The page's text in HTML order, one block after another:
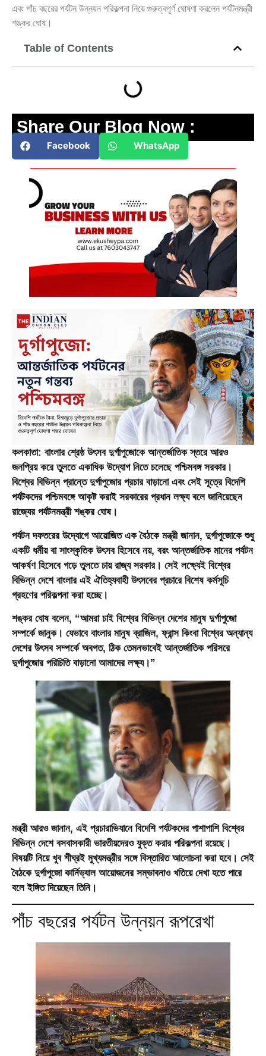
এবং পাঁচ বছরের পর্যটন উন্নয়ন পরিকল্পনা নিয়ে গুরুত্বপূর্ণ ঘোষণা করলেন পর্যটনমন্ত্রী
শঙ্কর ঘোষ।
Table of Contents
Share Our Blog Now :
Facebook WhatsApp
কলকাতা: বাংলার শ্রেষ্ঠ উৎসব দুর্গাপুজোকে আন্তর্জাতিক স্তরে আরও
জনপ্রিয় করে তুলতে একাধিক উদ্যোগ নিতে চলেছে পশ্চিমবঙ্গ সরকার।
বিশ্বের বিভিন্ন প্রান্তে দুর্গাপুজোর প্রচার বাড়ানো এবং সেই সূত্রে বিদেশি
পর্যটকদের পশ্চিমবঙ্গে আকৃষ্ট করাই সরকারের প্রধান লক্ষ্য বলে জানিয়েছেন
রাজ্যের পর্যটনমন্ত্রী শঙ্কর ঘোষ।
পর্যটন দফতরের উদ্যোগে আয়োজিত এক বৈঠকে মন্ত্রী জানান, দুর্গাপুজোকে শুধু
একটি ধর্মীয় বা সাংস্কৃতিক উৎসব হিসেবে নয়, বরং আন্তর্জাতিক মানের পর্যটন
আকর্ষণ হিসেবে গড়ে তুলতে চায় রাজ্য সরকার। সেই লক্ষ্যেই বিশ্বের
বিভিন্ন দেশে বাংলার এই ঐতিহ্যবাহী উৎসবের প্রচারে বিশেষ কর্মসূচি
গ্রহণের পরিকল্পনা করা হচ্ছে।
শঙ্কর ঘোষ বলেন, “আমরা চাই বিশ্বের বিভিন্ন দেশের মানুষ দুর্গাপুজো
সম্পর্কে জানুক। যেভাবে বাংলার মানুষ ব্রাজিল, ফ্রান্স কিংবা বিশ্বের অন্যান্য
দেশের উৎসব সম্পর্কে অবগত, ঠিক তেমনভাবেই আন্তর্জাতিক পরিসরে
দুর্গাপুজোর পরিচিতি বাড়ানো আমাদের লক্ষ্য।”
মন্ত্রী আরও জানান, এই প্রচারাভিযানে বিদেশি পর্যটকদের পাশাপাশি বিশ্বের
বিভিন্ন দেশে বসবাসকারী ভারতীয়দেরও যুক্ত করার পরিকল্পনা রয়েছে।
বিষয়টি নিয়ে খুব শীঘ্রই মুখ্যমন্ত্রীর সঙ্গে বিস্তারিত আলোচনা করা হবে। সেই
বৈঠকে দুর্গাপুজো কার্নিভ্যাল আয়োজনের সম্ভাবনাও খতিয়ে দেখা হতে পারে
বলে ইঙ্গিত দিয়েছেন তিনি।
পাঁচ বছরের পর্যটন উন্নয়ন রূপরেখা